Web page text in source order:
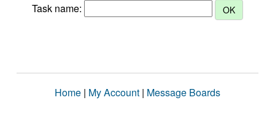
Task name:
Home | My Account | Message Boards